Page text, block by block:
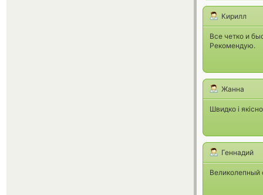
Кирилл
Все четко и
Рекомендую.
Жанна
Швидко і
Геннадий
Великолепный